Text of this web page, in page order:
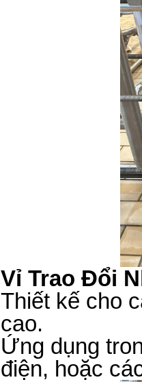
Vỉ Trao Đổi
Thiết kế cho
cao.
Ứng dụng
điện, hoặc